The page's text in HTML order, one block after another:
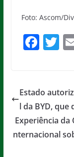
Foto: Ascom/
F
e
b
o
o
T
er
Estado
l da BYD, que
Experiência da
nternacional